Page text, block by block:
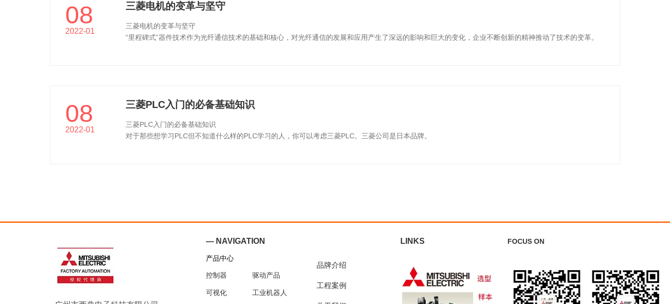
08
2022-01
三菱电机的变革与坚守
三菱电机的变革与坚守
“里程碑式”器件技术作为光纤通信技术的基础和核心，对光纤通信的发展和应用产生了深远的影响和巨大的变化，企业不断创新的精神推动了技术的变革。
08
2022-01
三菱PLC入门的必备基础知识
三菱PLC入门的必备基础知识
对于那些想学习PLC但不知道什么样的PLC学习的人，你可以考虑三菱PLC。三菱公司是日本品牌。
— NAVIGATION
产品中心
控制器 驱动产品
可视化 工业机器人
品牌介绍
工程案例
LINKS FOCUS ON